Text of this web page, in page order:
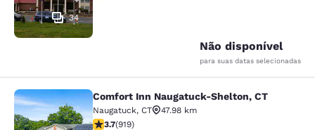
34
Não disponível
para suas datas selecionadas
Comfort Inn Naugatuck-Shelton, CT
Comfort Inn Naugatuck-Shelton, CT
Naugatuck, CT
47.98 km
classificação 3.74 estrelas. Bom. 919 avaliações
3.7(919)